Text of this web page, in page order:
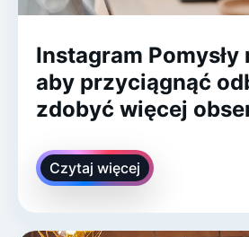
Instagram Pomysły
aby przyciągnąć
zdobyć więcej
Czytaj więcej